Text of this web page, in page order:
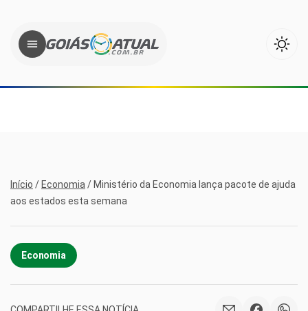
Início / Economia / Ministério da Economia lança pacote de ajuda
aos estados esta semana
Economia